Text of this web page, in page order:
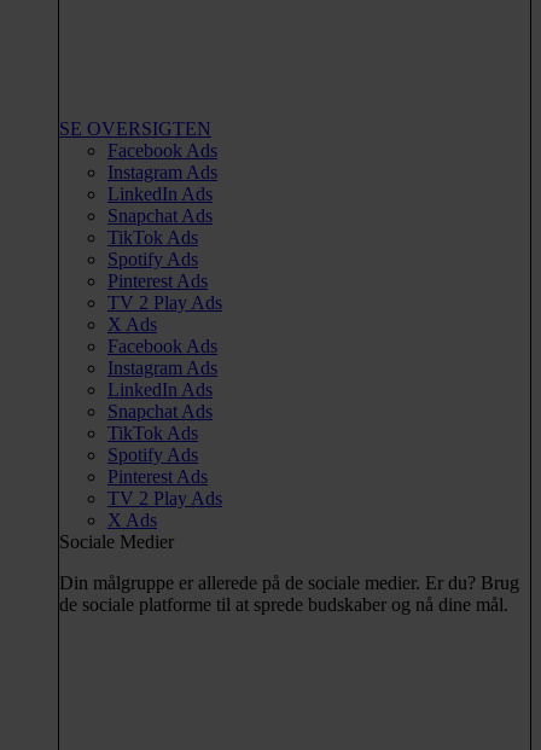
SE OVERSIGTEN
Facebook Ads
Instagram Ads
LinkedIn Ads
Snapchat Ads
TikTok Ads
Spotify Ads
Pinterest Ads
TV 2 Play Ads
X Ads
Facebook Ads
Instagram Ads
LinkedIn Ads
Snapchat Ads
TikTok Ads
Spotify Ads
Pinterest Ads
TV 2 Play Ads
X Ads
Sociale Medier
Din målgruppe er allerede på de sociale medier. Er du? Brug
de sociale platforme til at sprede budskaber og nå dine mål.